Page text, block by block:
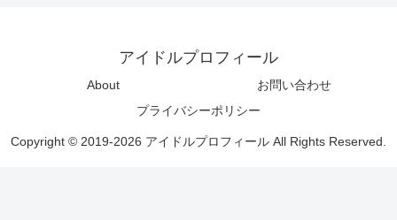
アイドルプロフィール
About
お問い合わせ
プライバシーポリシー
Copyright © 2019-2026 アイドルプロフィール All Rights Reserved.